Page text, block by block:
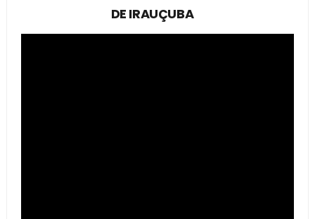
DE IRAUÇUBA